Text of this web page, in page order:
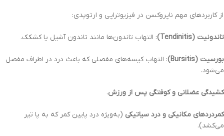
از کاربردهای مهم ناپروکسن در فیزیوتراپی و ارتوپدی:
تاندونیت (Tendinitis) : التهاب تاندون‌ها مانند تاندون آشیل یا کشکک.
بورسیت (Bursitis)
: التهاب کیسه‌های مفصلی که باعث درد در اطراف مفصل
می‌شود.
کشیدگی عضلانی و کوفتگی پس از ورزش.
کمردردهای مکانیکی و درد سیاتیکی (به‌ویژه درد پایین کمر که به پا تیر
می‌کشد).